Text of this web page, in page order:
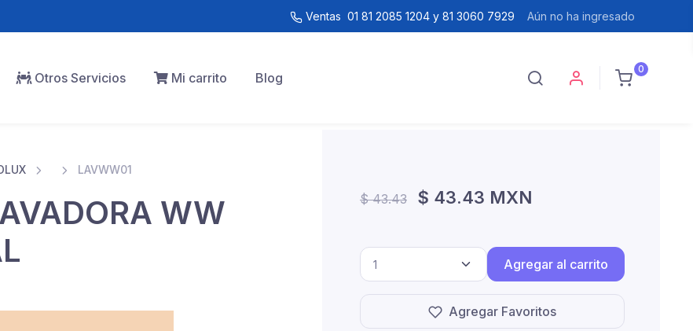
Ventas 01 81 2085 1204 y 81 3060 7929 Aún no ha ingresado
0
Otros Servicios Mi carrito Blog
LAVWW01
WW
$ 43.43 $ 43.43 MXN
Agregar al carrito
Agregar Favoritos